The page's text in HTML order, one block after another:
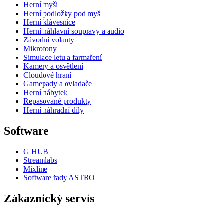
Herní myši
Herní podložky pod myš
Herní klávesnice
Herní náhlavní soupravy a audio
Závodní volanty
Mikrofony
Simulace letu a farmaření
Kamery a osvětlení
Cloudové hraní
Gamepady a ovladače
Herní nábytek
Repasované produkty
Herní náhradní díly
Software
G HUB
Streamlabs
Mixline
Software řady ASTRO
Zákaznický servis